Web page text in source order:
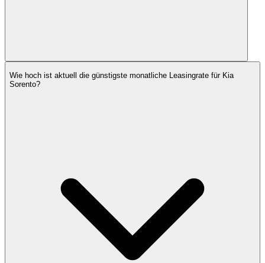
Wie hoch ist aktuell die günstigste monatliche Leasingrate für Kia
Sorento?